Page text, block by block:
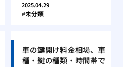
2025.04.29
未分類
車の鍵開け料金相場、車
種・鍵の種類・時間帯で